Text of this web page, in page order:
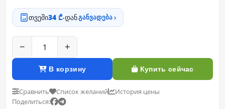
თვეში34 ₾-დანგანვადება ›
− +
В корзину Купить сейчас
Сравнить Список желаний
История цены
Поделиться: